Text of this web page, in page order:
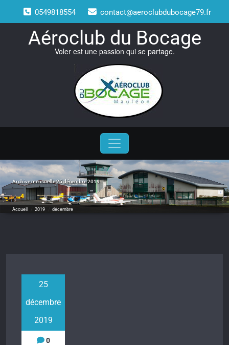
content
0549818554 contact@aeroclubdubocage79.fr
Aéroclub du Bocage
Voler est une passion qui se partage.
Archive mensuelle 25 décembre 2019
Accueil 2019 décembre
25
décembre
2019
0